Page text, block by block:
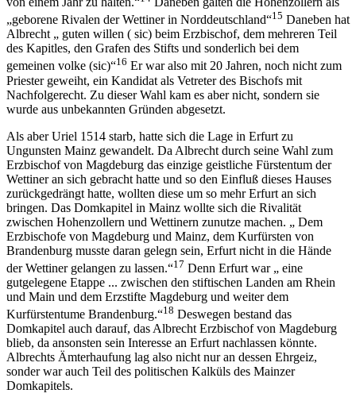
„geborene Rivalen der Wettiner in Norddeutschland“15 Daneben hat
Albrecht „ guten willen ( sic) beim Erzbischof, dem mehreren Teil
des Kapitles, den Grafen des Stifts und sonderlich bei dem
gemeinen volke (sic)“16 Er war also mit 20 Jahren, noch nicht zum
Priester geweiht, ein Kandidat als Vetreter des Bischofs mit
Nachfolgerecht. Zu dieser Wahl kam es aber nicht, sondern sie
wurde aus unbekannten Gründen abgesetzt.
Als aber Uriel 1514 starb, hatte sich die Lage in Erfurt zu
Ungunsten Mainz gewandelt. Da Albrecht durch seine Wahl zum
Erzbischof von Magdeburg das einzige geistliche Fürstentum der
Wettiner an sich gebracht hatte und so den Einfluß dieses Hauses
zurückgedrängt hatte, wollten diese um so mehr Erfurt an sich
bringen. Das Domkapitel in Mainz wollte sich die Rivalität
zwischen Hohenzollern und Wettinern zunutze machen. „ Dem
Erzbischofe von Magdeburg und Mainz, dem Kurfürsten von
Brandenburg musste daran gelegn sein, Erfurt nicht in die Hände
der Wettiner gelangen zu lassen.“17 Denn Erfurt war „ eine
gutgelegene Etappe ... zwischen den stiftischen Landen am Rhein
und Main und dem Erzstifte Magdeburg und weiter dem
Kurfürstentume Brandenburg.“18 Deswegen bestand das
Domkapitel auch darauf, das Albrecht Erzbischof von Magdeburg
blieb, da ansonsten sein Interesse an Erfurt nachlassen könnte.
Albrechts Ämterhaufung lag also nicht nur an dessen Ehrgeiz,
sonder war auch Teil des politischen Kalküls des Mainzer
Domkapitels.